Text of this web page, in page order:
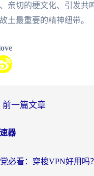
亲切的梗文化、引发共
土最重要的精神纽带。
前一篇文章
器